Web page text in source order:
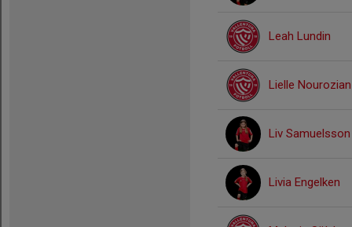
Leah Lundin
Lielle Nourozian
Liv Samuelsson
Livia Engelken